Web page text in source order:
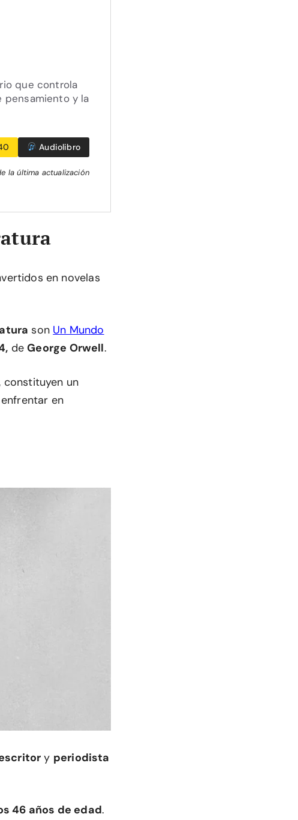
que controla
y la
Audiolibro
la última actualización
en novelas
son Un Mundo
deGeorge Orwell.
constituyen un
en
y periodista
46 años de edad.